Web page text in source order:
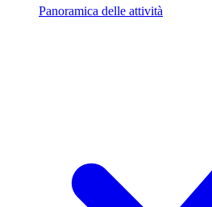
Panoramica delle attività